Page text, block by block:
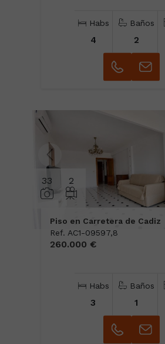
Habs
4
Baños
2
33 2
Piso en Carretera de Cadiz
Ref. AC1-09597,8
260.000 €
Habs
3
Baños
1